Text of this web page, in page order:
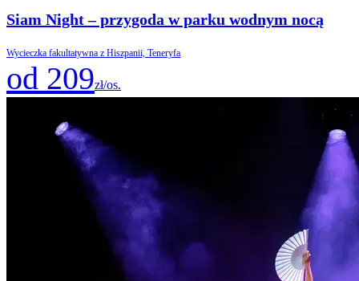
Siam Night – przygoda w parku wodnym nocą
Wycieczka fakultatywna z Hiszpanii, Teneryfa
od 209zł/os.